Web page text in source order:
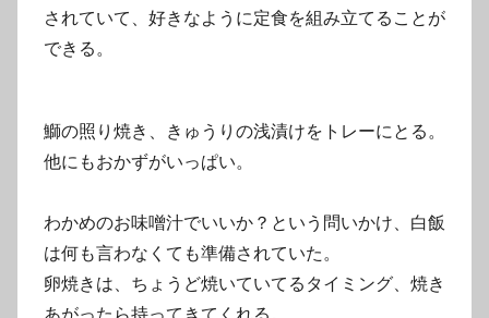
されていて、好きなように定食を組み立てることが
できる。
鰤の照り焼き、きゅうりの浅漬けをトレーにとる。
他にもおかずがいっぱい。
わかめのお味噌汁でいいか？という問いかけ、白飯
は何も言わなくても準備されていた。
卵焼きは、ちょうど焼いていてるタイミング、焼き
あがったら持ってきてくれる。